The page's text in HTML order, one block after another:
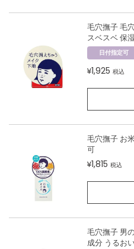
毛穴撫子 毛
スベスベ 保
日付指定可
¥1,925 税込
毛穴撫子 お
可
¥1,815 税込
毛穴撫子 男
成分 うるお